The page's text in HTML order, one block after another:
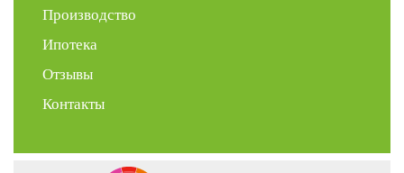
Производство
Ипотека
Отзывы
Контакты